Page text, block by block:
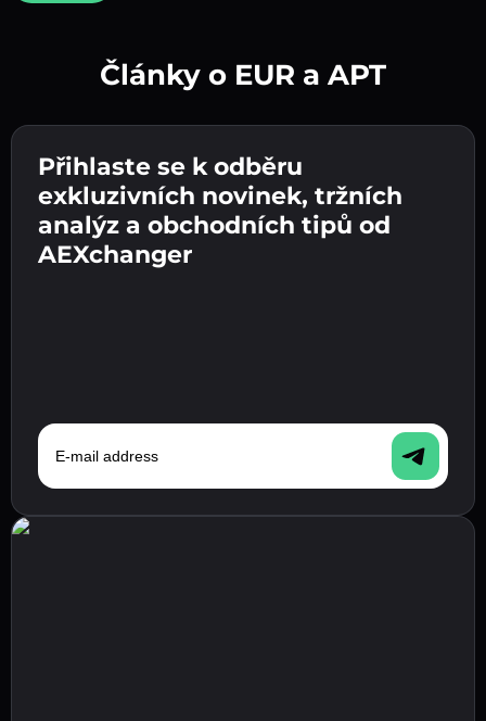
Zadejte adresu své kryptopeněženky 👉
pokračujte k dalšímu kroku.
Potvrďte svou totožnost 👉 pokračujte k
poslednímu kroku.
Odešlete vklad 👉 obdržíte kryptoměnu nebo
fiat měnu ve své peněžence.
Články o EUR a APT
Přihlaste se k odběru
exkluzivních novinek, tržních
analýz a obchodních tipů od
AEXchanger
E-mail address